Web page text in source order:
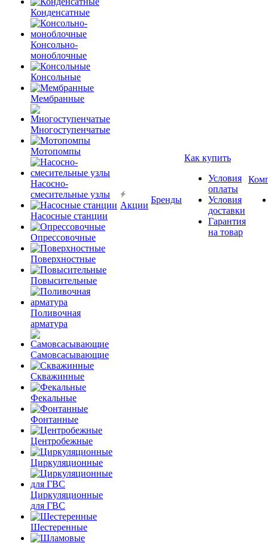
Конденсатные
Консольно-
моноблочные
Консольные
Мембранные
Многоступенчатые
Мотопомпы
Насосно-
смесительные узлы
Насосные станции
Опрессовочные
Поверхностные
Повысительные
Поливочная
арматура
Самовсасывающие
Скважинные
Фекальные
Фонтанные
Центробежные
Циркуляционные
Циркуляционные
для ГВС
Шестеренные
Акции
Бренды
Как купить
Условия
оплаты
Условия
доставки
Гарантия
на товар